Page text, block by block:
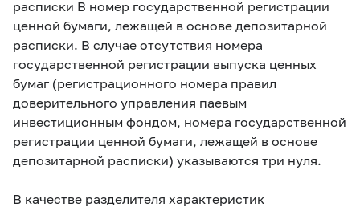
расписки В номер государственной регистрации
ценной бумаги, лежащей в основе депозитарной
расписки. В случае отсутствия номера
государственной регистрации выпуска ценных
бумаг (регистрационного номера правил
доверительного управления паевым
инвестиционным фондом, номера государственной
регистрации ценной бумаги, лежащей в основе
депозитарной расписки) указываются три нуля.
В качестве разделителя характеристик